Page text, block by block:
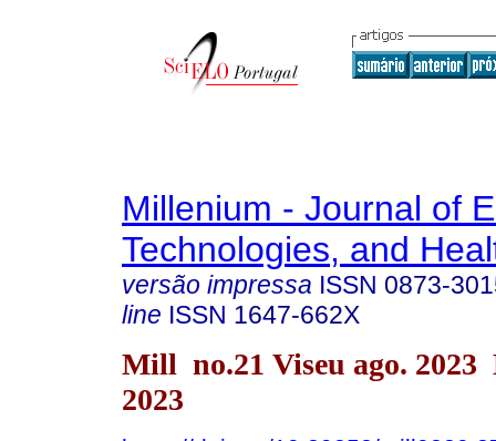
Millenium - Journal of
Technologies, and
versão impressa ISSN 0873-
line ISSN 1647-662X
Mill no.21 Viseu ago. 2023
2023